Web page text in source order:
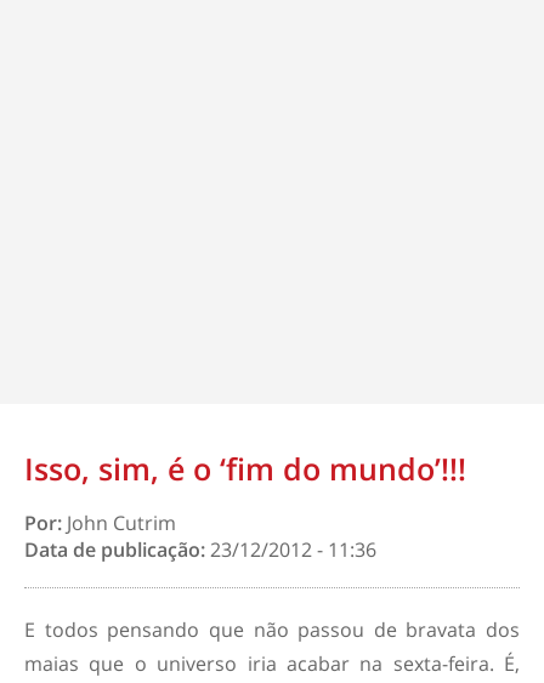
Isso, sim, é o ‘fim do mundo’!!!
Por: John Cutrim
Data de publicação:23/12/2012 - 11:36
E todos pensando que não passou de bravata dos
maias que o universo iria acabar na sexta-feira. É,